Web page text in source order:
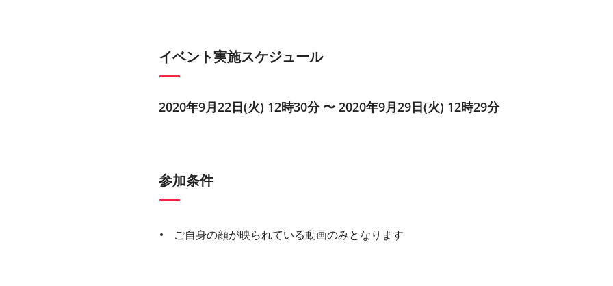
イベント実施スケジュール
2020年9月22日(火) 12時30分 〜 2020年9月29日(火) 12時29分
参加条件
ご自身の顔が映られている動画のみとなります